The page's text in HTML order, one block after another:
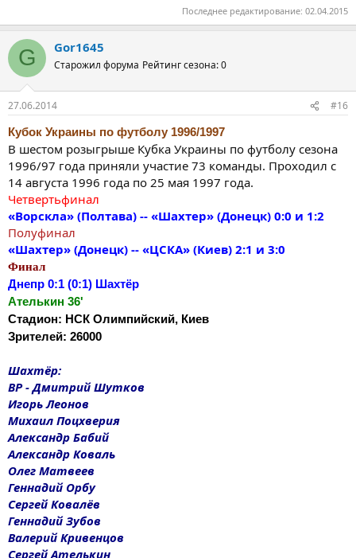
Последнее редактирование: 02.04.2015
G Gor1645
Старожил форума Рейтинг сезона: 0
27.06.2014
#16
Кубок Украины по футболу 1996/1997
В шестом розыгрыше Кубка Украины по футболу сезона
1996/97 года приняли участие 73 команды. Проходил с
14 августа 1996 года по 25 мая 1997 года.
Четвертьфинал
«Ворскла» (Полтава) -- «Шахтер» (Донецк) 0:0 и 1:2
Полуфинал
«Шахтер» (Донецк) -- «ЦСКА» (Киев) 2:1 и 3:0
Финал
Днепр 0:1 (0:1) Шахтёр
Ателькин 36'
Стадион: НСК Олимпийский, Киев
Зрителей: 26000
Шахтёр:
ВР - Дмитрий Шутков
Игорь Леонов
Михаил Поцхверия
Александр Бабий
Александр Коваль
Олег Матвеев
Геннадий Орбу
Сергей Ковалёв
Геннадий Зубов
Валерий Кривенцов
Сергей Ателькин